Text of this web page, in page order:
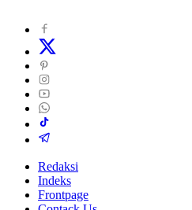
Redaksi
Indeks
Frontpage